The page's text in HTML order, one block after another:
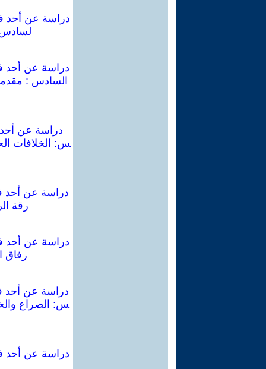
دراسة عن أحد
لسادس
دراسة عن أحد
السادس :
دراسة عن أحد
س: الخلافات
دراسة عن أحد
رقة
دراسة عن أحد
رفاق
دراسة عن أحد
س: الصراع
دراسة عن أحد